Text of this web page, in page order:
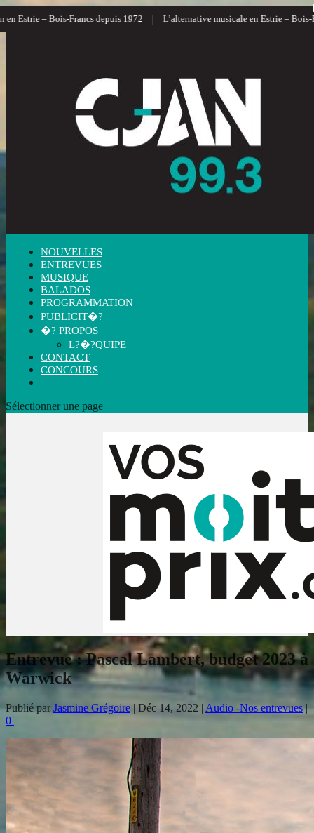
Estrie – Bois-Francs depuis 1972 | L’alternative musicale en Estrie – Bois-
NOUVELLES
ENTREVUES
MUSIQUE
BALADOS
PROGRAMMATION
PUBLICIT�?
�? PROPOS
L?�?QUIPE
CONTACT
CONCOURS
Sélectionner une page
Entrevue : Pascal Lambert, budget 2023 à
Warwick
Publié par Jasmine Grégoire | Déc 14, 2022 | Audio -Nos entrevues|
0 |